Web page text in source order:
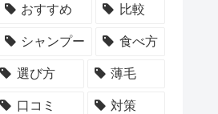
おすすめ 比較
シャンプー 食べ方
選び方 薄毛
口コミ 対策